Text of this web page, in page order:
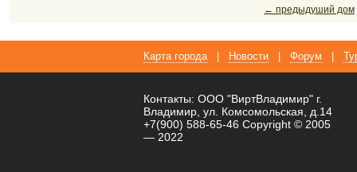
← предыдуший дом
Карта города Новости Форум
Контакты: ООО "ВиртВладимир" г.
Владимир, ул. Комсомольская, д.14
+7(900) 588-65-46 Copyright © 2005
— 2022